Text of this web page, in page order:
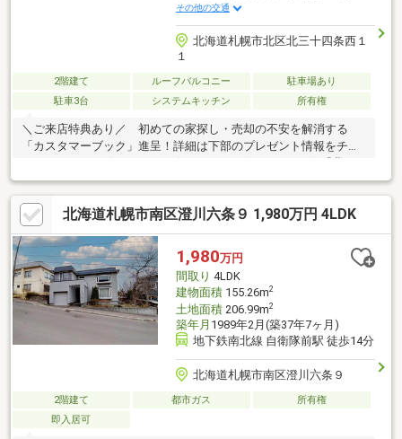
その他の交通
北海道札幌市北区北三十四条西１
１
2階建て ルーフバルコニー
駐車場あり
駐車3台
システムキッチン 所有権
＼ご来店特典あり／ 初めての家探し・売却の不安を解消する
「カスタマーブック」進呈！詳細は下部のプレゼント情報をチェ
条西11丁目』のオススメＰＯＩＮＴ！・…━━━☆・…
━━━☆・…━━━☆・…━━━☆■ＪＲ札沼線「新川」「新琴
似」・地下鉄南北線「麻生」まで徒歩圏内のトリプルアクセルの
好立地！！■１階事務所、２階が居住スペースです。■敷地内には
駐車スペースも完備。幅広い用途でご利用可能でございます。■
前面道路も約１８ｍの公道に接しており、コンビニやドラックス
トア、家電量販店などの周辺施設も充実！
北海道札幌市南区澄川六条９ 1,980万円 4LDK
1,980万円
間取り 4LDK
建物面積155.26m2
土地面積206.99m2
築年月 1989年2月(築37年7ヶ月)
地下鉄南北線 自衛隊前駅 徒歩14分
北海道札幌市南区澄川六条９
2階建て 都市ガス
所有権
即入居可